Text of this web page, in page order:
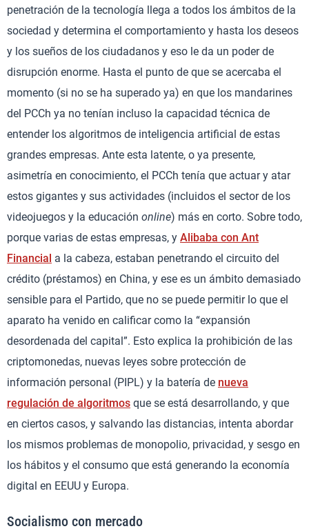
penetración de la tecnología llega a todos los ámbitos de la
sociedad y determina el comportamiento y hasta los deseos
y los sueños de los ciudadanos y eso le da un poder de
disrupción enorme. Hasta el punto de que se acercaba el
momento (si no se ha superado ya) en que los mandarines
del PCCh ya no tenían incluso la capacidad técnica de
entender los algoritmos de inteligencia artificial de estas
grandes empresas. Ante esta latente, o ya presente,
asimetría en conocimiento, el PCCh tenía que actuar y atar
estos gigantes y sus actividades (incluidos el sector de los
videojuegos y la educación online) más en corto. Sobre todo,
porque varias de estas empresas, y Alibaba con Ant
Financial a la cabeza, estaban penetrando el circuito del
crédito (préstamos) en China, y ese es un ámbito demasiado
sensible para el Partido, que no se puede permitir lo que el
aparato ha venido en calificar como la “expansión
desordenada del capital”. Esto explica la prohibición de las
criptomonedas, nuevas leyes sobre protección de
información personal (PIPL) y la batería de nueva
regulación de algoritmos que se está desarrollando, y que
en ciertos casos, y salvando las distancias, intenta abordar
los mismos problemas de monopolio, privacidad, y sesgo en
los hábitos y el consumo que está generando la economía
digital en EEUU y Europa.
Socialismo con mercado